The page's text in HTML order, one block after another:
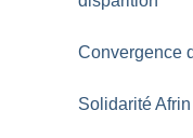
Convergence
Solidarité Afrin